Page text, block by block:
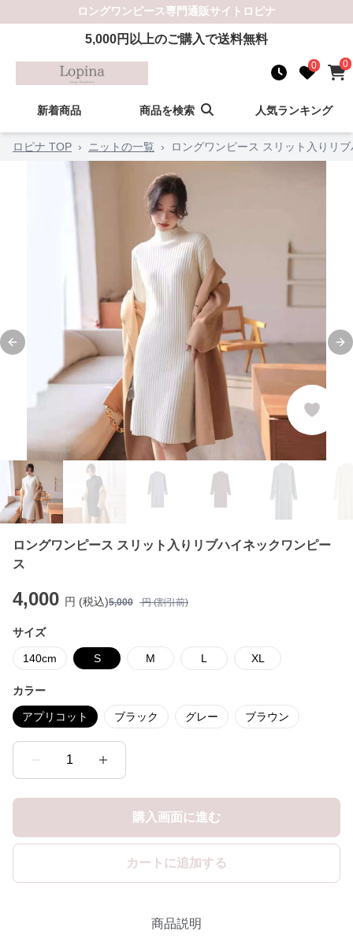
ロングワンピース専門通販サイト ロピナ
5,000円以上のご購入で送料無料
0 0
新着商品 商品を検索 人気ランキング
ロピナ TOP › ニットの一覧 › ロングワンピース スリット入りリ
Previous slide
ロングワンピース スリット入りリブハイネックワンピー
ス
4,000 円 (税込)5,000 円 (割引前)
サイズ
140cm S M L XL
カラー
アプリコット ブラック グレー ブラウン
1
購入画面に進む
カートに追加する
商品説明